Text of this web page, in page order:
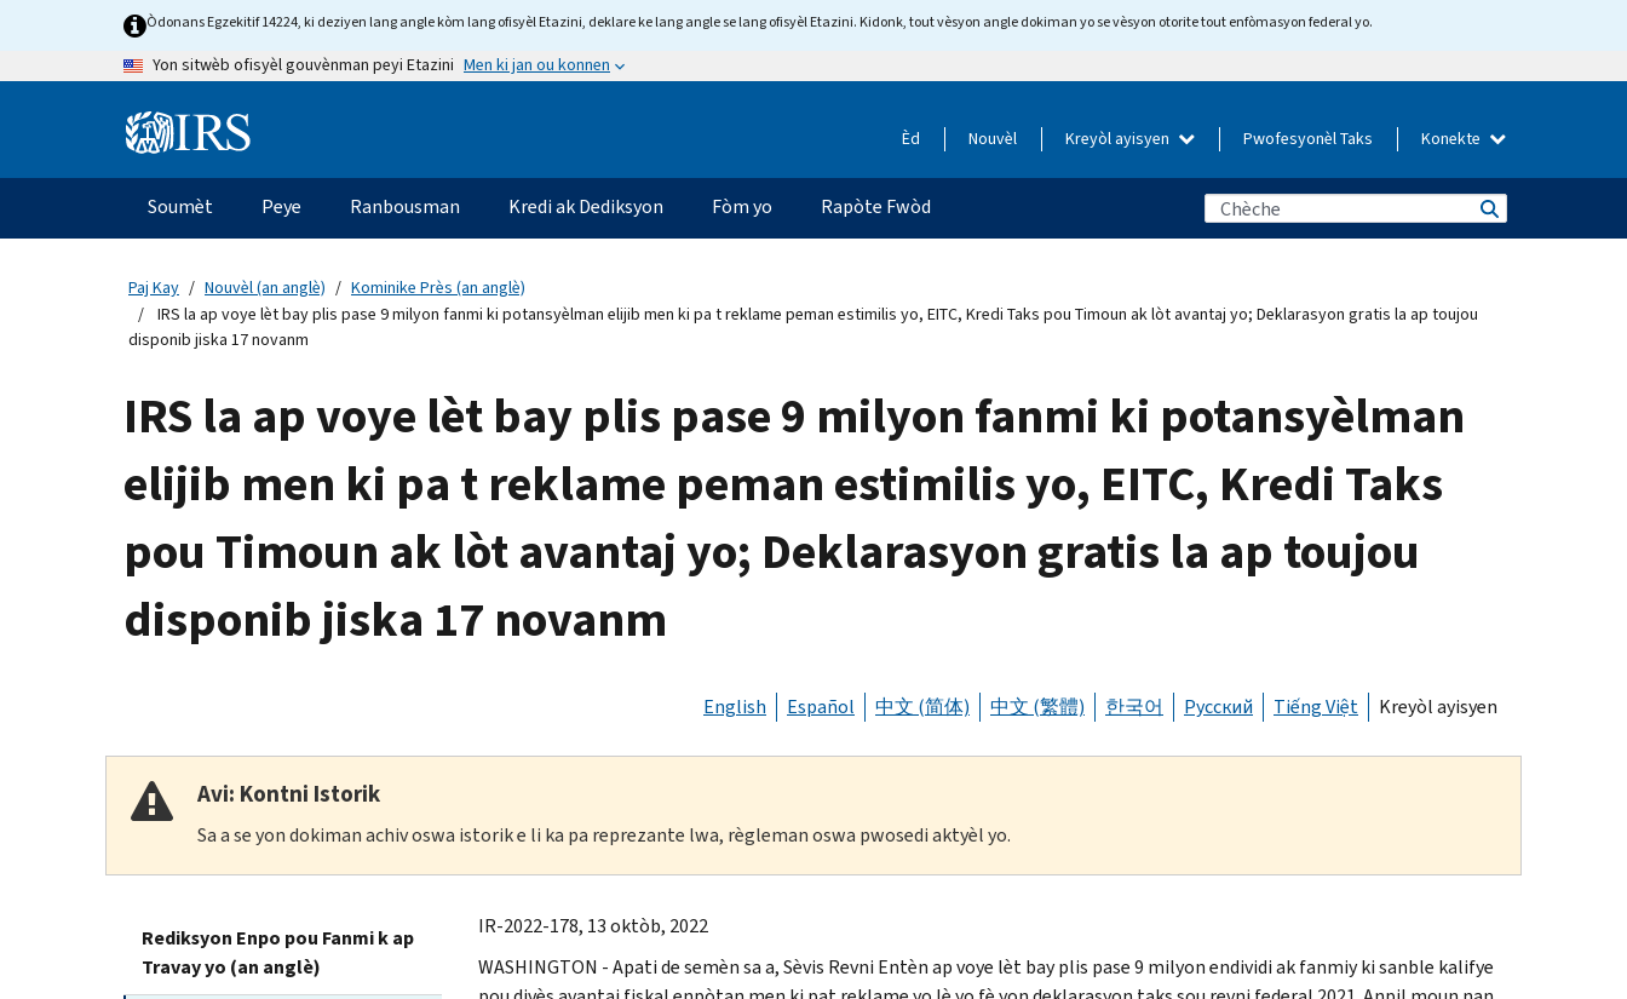
Òdonans Egzekitif 14224, ki deziyen lang angle kòm lang ofisyèl Etazini, deklare ke lang angle se lang ofisyèl Etazini. Kidonk, tout vèsyon angle dokiman yo se vèsyon otorite tout enfòmasyon federal yo.
Yon sitwèb ofisyèl gouvènman peyi Etazini Men ki jan ou konnen
Information Èd Nouvèl Kreyòl ayisyen Pwofesyonèl Taks Konekte
Navigasyon
prensipal
Soumèt Peye Ranbousman Kredi ak Dediksyon Fòm yo Rapòte Fwòd
Paj Kay Nouvèl (an anglè)
Kominike Près (an anglè)
IRS la ap voye lèt bay plis pase 9 milyon fanmi ki potansyèlman elijib men ki pa t reklame peman estimilis yo, EITC, Kredi Taks pou Timoun ak lòt avantaj yo; Deklarasyon gratis la ap toujou
disponib jiska 17 novanm
IRS la ap voye lèt bay plis pase 9 milyon fanmi ki potansyèlman
elijib men ki pa t reklame peman estimilis yo, EITC, Kredi Taks
pou Timoun ak lòt avantaj yo; Deklarasyon gratis la ap toujou
disponib jiska 17 novanm
English Español 中文 (简体) 中文 (繁體) 한국어 Русский Tiếng Việt Kreyòl ayisyen
Avi: Kontni Istorik
Sa a se yon dokiman achiv oswa istorik e li ka pa reprezante lwa, règleman oswa pwosedi aktyèl yo.
Rediksyon Enpo pou Fanmi k ap
Travay yo (an anglè)
IR-2022-178, 13 oktòb, 2022
WASHINGTON - Apati de semèn sa a, Sèvis Revni Entèn ap voye lèt bay plis pase 9 milyon endividi ak fanmiy ki sanble kalifye